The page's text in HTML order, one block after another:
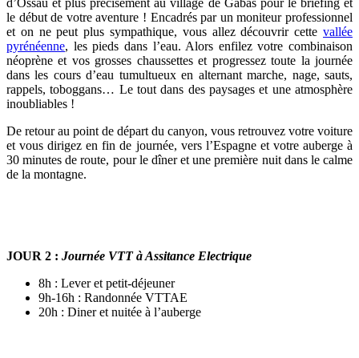
d’Ossau et plus précisement au village de Gabas pour le briefing et
le début de votre aventure ! Encadrés par un moniteur professionnel
et on ne peut plus sympathique, vous allez découvrir cette vallée
pyrénéenne, les pieds dans l’eau. Alors enfilez votre combinaison
néoprène et vos grosses chaussettes et progressez toute la journée
dans les cours d’eau tumultueux en alternant marche, nage, sauts,
rappels, toboggans… Le tout dans des paysages et une atmosphère
inoubliables !
De retour au point de départ du canyon, vous retrouvez votre voiture
et vous dirigez en fin de journée, vers l’Espagne et votre auberge à
30 minutes de route, pour le dîner et une première nuit dans le calme
de la montagne.
JOUR 2 : Journée VTT à Assitance Electrique
8h : Lever et petit-déjeuner
9h-16h : Randonnée VTTAE
20h : Diner et nuitée à l’auberge